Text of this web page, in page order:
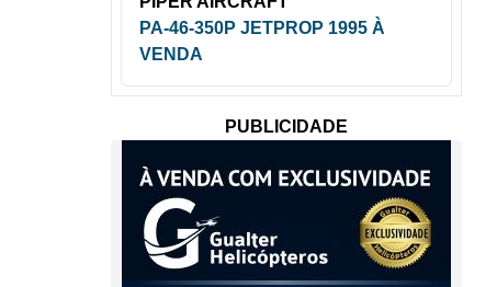
PA-46-350P JETPROP 1995 À
VENDA
PUBLICIDADE